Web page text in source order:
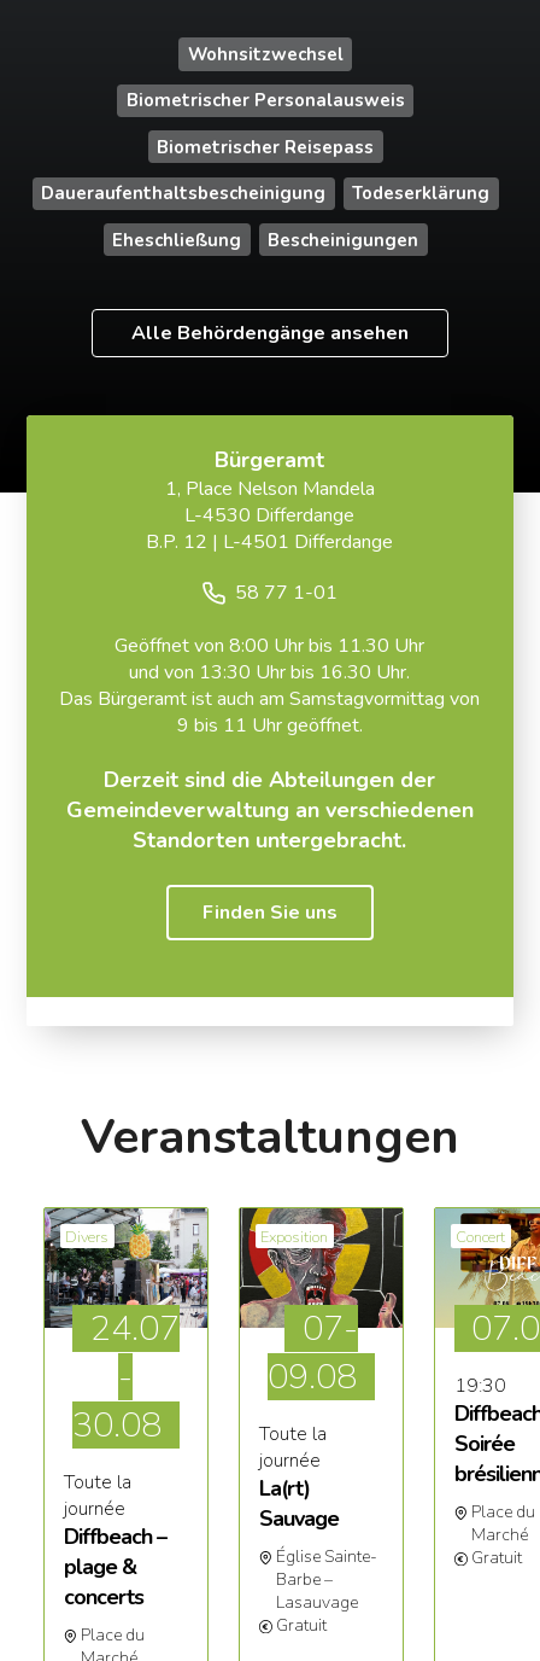
Wohnsitzwechsel
Biometrischer Personalausweis
Biometrischer Reisepass
Daueraufenthaltsbescheinigung
Todeserklärung
Eheschließung
Bescheinigungen
Alle Behördengänge ansehen
Bürgeramt
1, Place Nelson Mandela
L-4530 Differdange
B.P. 12 | L-4501 Differdange
58 77 1-01
Geöffnet von 8:00 Uhr bis 11.30 Uhr
und von 13:30 Uhr bis 16.30 Uhr.
Das Bürgeramtist auch am Samstagvormittag von
9 bis 11 Uhr geöffnet.
Derzeit sind die Abteilungen der
Gemeindeverwaltung an verschiedenen
Standorten untergebracht.
Finden Sie uns
Veranstaltungen
Divers
24.07
-
30.08
Toute la
journée
Diffbeach –
plage &
concerts
Place du
Exposition
07-
09.08
Toute la
journée
La(rt)
Sauvage
Église Sainte-
Barbe –
Lasauvage
Gratuit
Concert
07.
19:30
Soirée
Place du
Marché
Gratuit